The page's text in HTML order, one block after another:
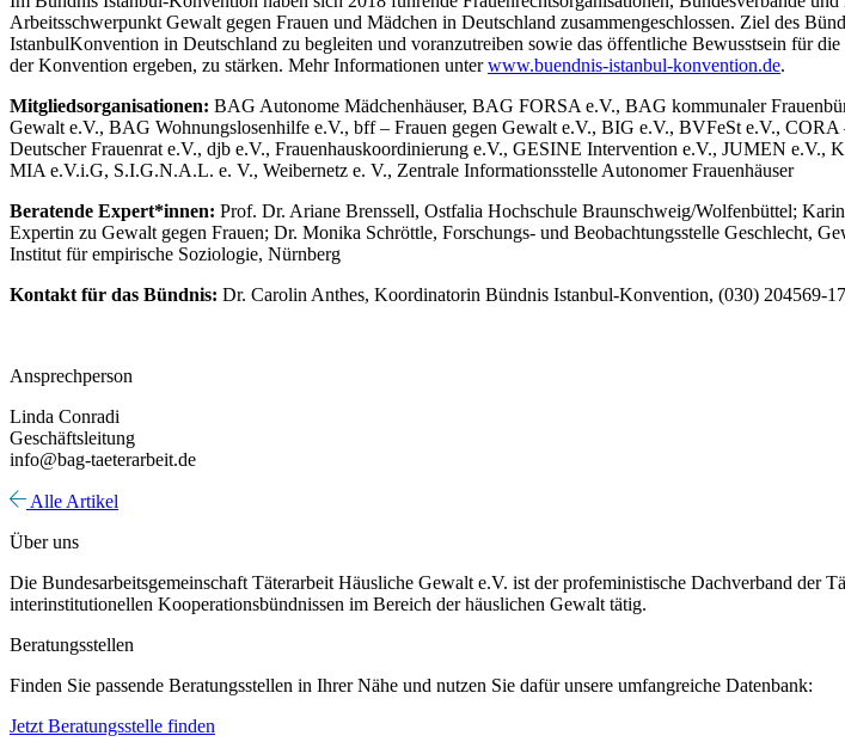
Arbeitsschwerpunkt Gewalt gegen Frauen und Mädchen in Deutschland zusammengeschlossen. Ziel des
IstanbulKonvention in Deutschland zu begleiten und voranzutreiben sowie das öffentliche Bewusstsein für
der Konvention ergeben, zu stärken. Mehr Informationen unterwww.buendnis-istanbul-konvention.de.
Mitgliedsorganisationen: BAG Autonome Mädchenhäuser, BAG FORSA e.V., BAG kommunaler
Gewalt e.V., BAG Wohnungslosenhilfe e.V., bff – Frauen gegen Gewalt e.V., BIG e.V., BVFeSt e.V., CORA
Deutscher Frauenrat e.V., djb e.V., Frauenhauskoordinierung e.V., GESINE Intervention e.V., JUMEN e.V.,
MIA e.V.i.G, S.I.G.N.A.L. e. V., Weibernetz e. V., Zentrale Informationsstelle Autonomer Frauenhäuser
Beratende Expert*innen: Prof. Dr. Ariane Brenssell, Ostfalia Hochschule Braunschweig/Wolfenbüttel;
Expertin zu Gewalt gegen Frauen; Dr. Monika Schröttle, Forschungs- und Beobachtungsstelle Geschlecht,
Institut für empirische Soziologie, Nürnberg
Kontakt für das Bündnis: Dr. Carolin Anthes, Koordinatorin Bündnis Istanbul-Konvention, (030) 204569-
Ansprechperson
Linda Conradi
Geschäftsleitung
info@bag-taeterarbeit.de
Alle Artikel
Über uns
Die Bundesarbeitsgemeinschaft Täterarbeit Häusliche Gewalt e.V. ist der profeministische Dachverband der
interinstitutionellen Kooperationsbündnissen im Bereich der häuslichen Gewalt tätig.
Beratungsstellen
Finden Sie passende Beratungsstellen in Ihrer Nähe und nutzen Sie dafür unsere umfangreiche Datenbank:
Jetzt Beratungsstelle finden